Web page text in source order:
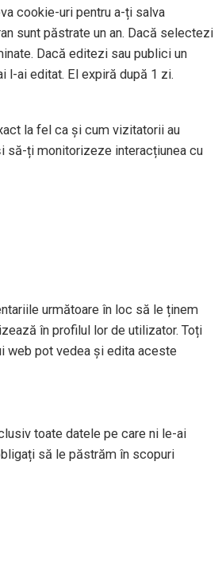
cookie-uri pentru a-ți salva
sunt păstrate un an. Dacă selectezi
Dacă editezi sau publici un
l-ai editat. El expiră după 1 zi.
la fel ca și cum vizitatorii au
să-ți monitorizeze interacțiunea cu
următoare în loc să le ținem
în profilul lor de utilizator. Toți
web pot vedea și edita aceste
toate datele pe care ni le-ai
să le păstrăm în scopuri